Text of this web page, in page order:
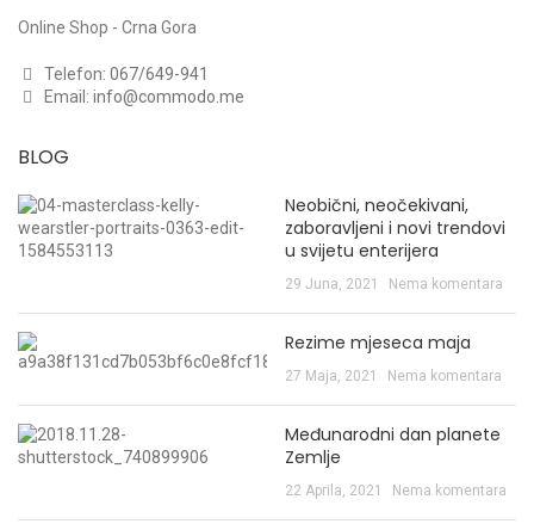
Online Shop - Crna Gora
Telefon: 067/649-941
Email: info@commodo.me
BLOG
Neobični, neočekivani,
zaboravljeni i novi trendovi
u svijetu enterijera
29 Juna, 2021 Nema komentara
Rezime mjeseca maja
27 Maja, 2021 Nema komentara
Međunarodni dan planete
Zemlje
22 Aprila, 2021 Nema komentara